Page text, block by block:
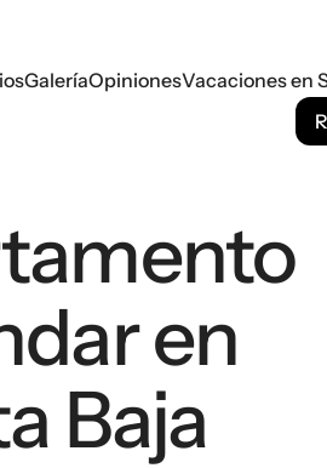
GaleríaOpinionesVacaciones en
en
Baja